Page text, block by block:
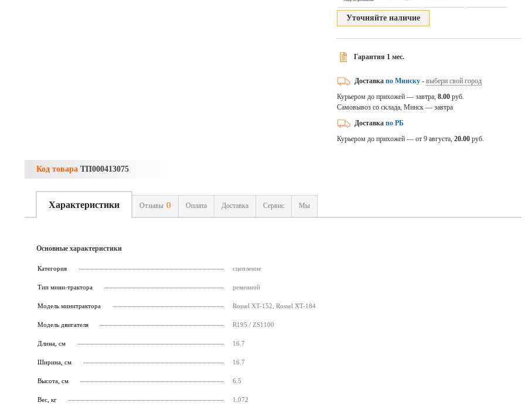
Уточняйте наличие
Гарантия 1 мес.
Доставка по Минску- выбери свой город
Курьером до прихожей — завтра, 8.00 руб.
Самовывоз со склада, Минск — завтра
Доставка по РБ
Курьером до прихожей — от 9 августа, 20.00 руб.
Код товара ТП000413075
Характеристики Отзывы 0 Оплата Доставка Сервис Мы
Основные характеристики
Категория сцепление
Тип мини-трактора ременной
Модель минитрактора Rossel XT-152, Rossel XT-184
Модель двигателя R195 / ZS1100
Длина, см 16.7
Ширина, см 16.7
Высота, см 6.5
Вес, кг 1.072